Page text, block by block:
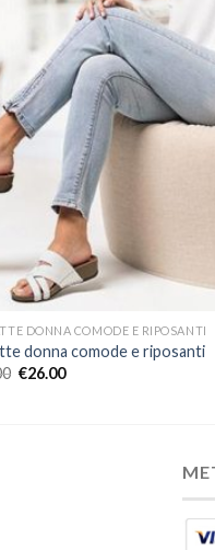
DONNA COMODE E RIPOSANTI
donna comode e riposanti
€26.00